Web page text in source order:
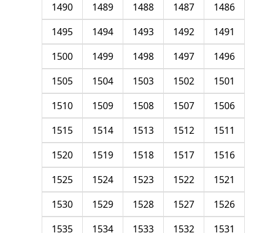
1486
1487
1488
1489
1490
1491
1492
1493
1494
1495
1496
1497
1498
1499
1500
1501
1502
1503
1504
1505
1506
1507
1508
1509
1510
1511
1512
1513
1514
1515
1516
1517
1518
1519
1520
1521
1522
1523
1524
1525
1526
1527
1528
1529
1530
1531
1532
1533
1534
1535